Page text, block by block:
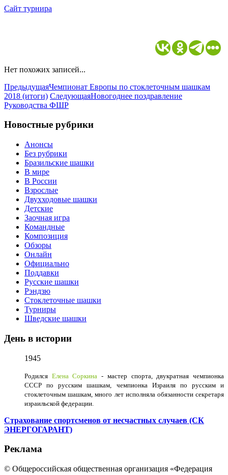
Сайт турнира
Нет похожих записей...
ПредыдущаяЧемпионат Европы по стоклеточным шашкам
2018 (итоги) СледующаяНовогоднее поздравление
Руководства ФШР
Новостные рубрики
Анонсы
Без рубрики
Бразильские шашки
В мире
В России
Взрослые
Двухходовые шашки
Детские
Заочная игра
Командные
Композиция
Обзоры
Онлайн
Официально
Поддавки
Русские шашки
Рэндзю
Стоклеточные шашки
Турниры
Шведские шашки
День в истории
1945
Родился Елена Соркина - мастер спорта, двукратная чемпионка
СССР по русским шашкам, чемпионка Израиля по русским и
стоклеточным шашкам, много лет исполняла обязанности секретаря
израильской федерации.
Страхование спортсменов от несчастных случаев (СК
ЭНЕРГОГАРАНТ)
Реклама
© Общероссийская общественная организация «Федерация